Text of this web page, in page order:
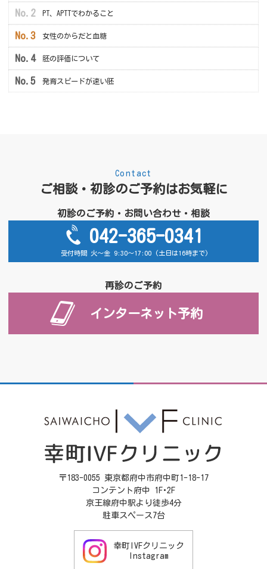
PT、APTTでわかること
女性のからだと血糖
胚の評価について
発育スピードが速い胚
ご相談・初診のご予約はお気軽に
Contact
初診のご予約・お問い合わせ・相談
042-365-0341
受付時間 火～金 9:30～17:00 (土日は16時まで)
再診のご予約
インターネット予約
〒183-0055 東京都府中市府中町1-18-17
コンテント府中 1F･2F
京王線府中駅より徒歩4分
駐車スペース7台
幸町IVFクリニック
Instagram